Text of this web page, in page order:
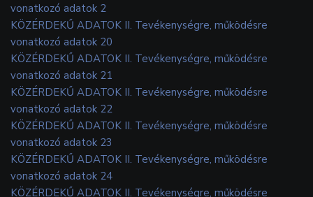
vonatkozó adatok 2
KÖZÉRDEKŰ ADATOK II. Tevékenységre, működésre
vonatkozó adatok 20
KÖZÉRDEKŰ ADATOK II. Tevékenységre, működésre
vonatkozó adatok 21
KÖZÉRDEKŰ ADATOK II. Tevékenységre, működésre
vonatkozó adatok 22
KÖZÉRDEKŰ ADATOK II. Tevékenységre, működésre
vonatkozó adatok 23
KÖZÉRDEKŰ ADATOK II. Tevékenységre, működésre
vonatkozó adatok 24
KÖZÉRDEKŰ ADATOK II. Tevékenységre, működésre